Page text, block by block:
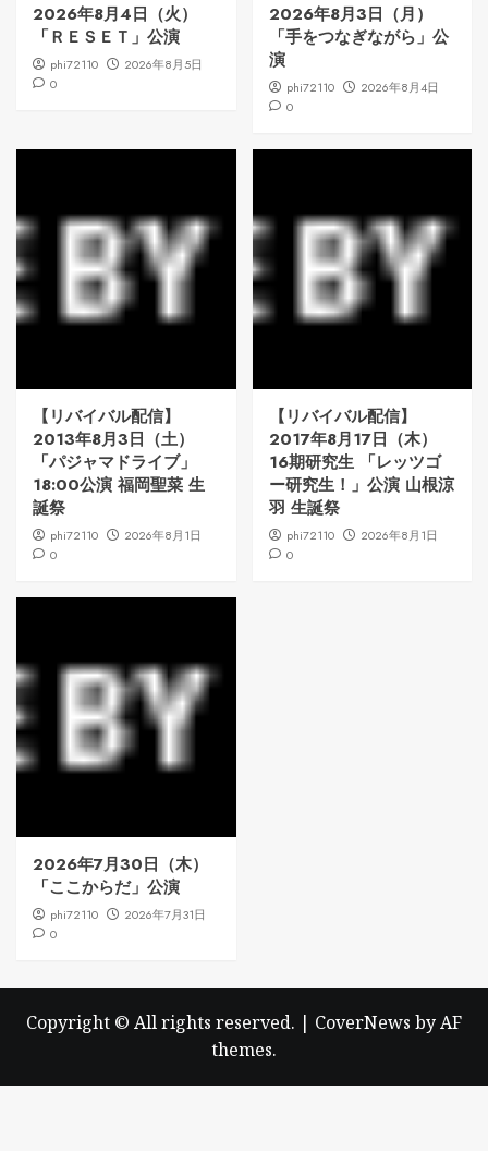
2026年8月4日（火）
「ＲＥＳＥＴ」公演
phi72110
2026年8月5日
0
2026年8月3日（月）
「手をつなぎながら」公
演
phi72110
2026年8月4日
0
【リバイバル配信】
2013年8月3日（土）
「パジャマドライブ」
18:00公演 福岡聖菜 生
誕祭
phi72110
2026年8月1日
0
【リバイバル配信】
2017年8月17日（木）
16期研究生 「レッツゴ
ー研究生！」公演 山根涼
羽 生誕祭
phi72110
2026年8月1日
0
2026年7月30日（木）
「ここからだ」公演
phi72110
2026年7月31日
0
Copyright © All rights reserved. | CoverNews by AF
themes.